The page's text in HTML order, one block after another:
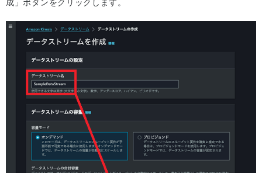
成」ボタンをクリックします。